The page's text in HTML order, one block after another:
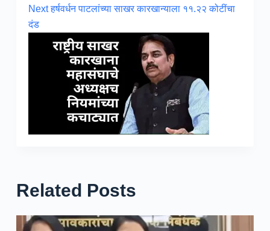
Nextहर्षवर्धन पाटलांच्या साखर कारखान्याला ११.२२ कोटींचा
दंड
Related Posts